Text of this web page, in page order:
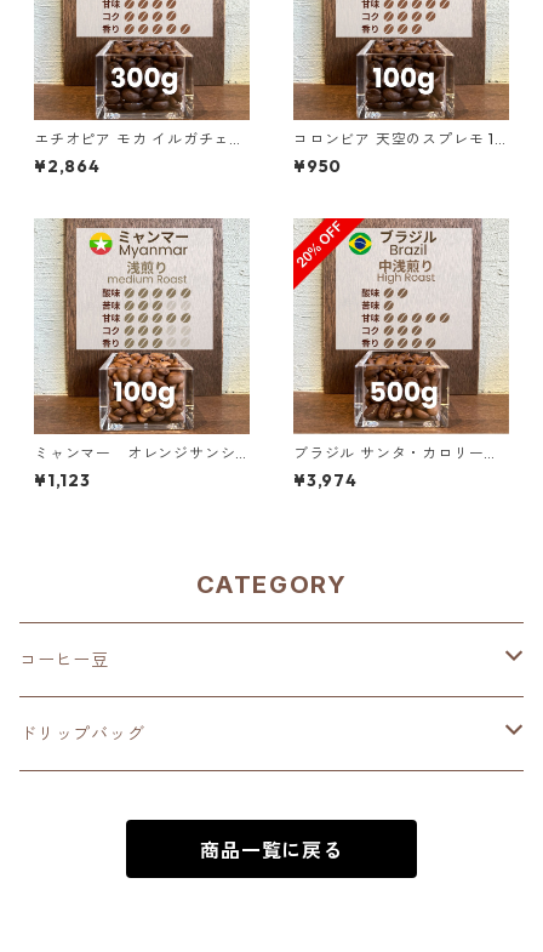
エチオピア モカ イルガチェフ
ェ G1 チェルチェレ ナチュラ
ル 300g（100g単価の15%OF
¥2,864
コロンビア 天空のスプレモ 10
0g
¥950
ミャンマー オレンジサンシ
ャイン G１ ウォッシュド・ア
ナエロビック 100g
¥1,123
ブラジル サンタ・カロリーナ
農園 SFFC パイナップル・ハ
ニー 500g（100g単価の20%
¥3,974
CATEGORY
コーヒー豆
深煎り（French Roast）
中煎り（City Roast）
ドリップバッグ
中深煎り（Full City Roast）
商品一覧に戻る